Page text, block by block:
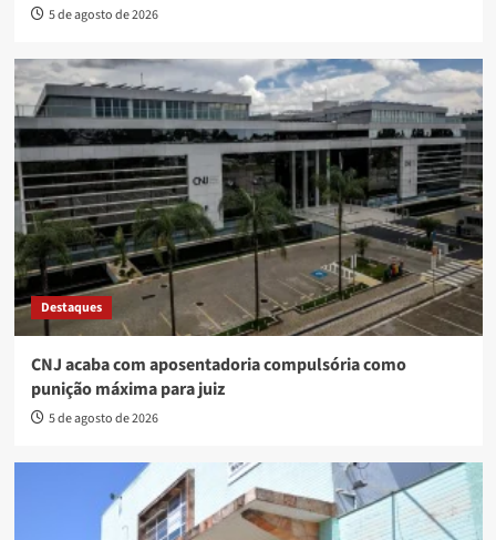
5 de agosto de 2026
Destaques
CNJ acaba com aposentadoria compulsória como
punição máxima para juiz
5 de agosto de 2026